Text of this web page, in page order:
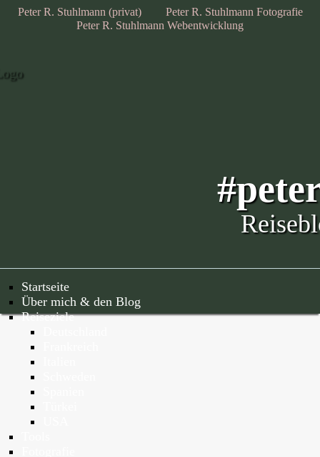
Peter R. Stuhlmann (privat)
Peter R. Stuhlmann Fotografie
Peter R. Stuhlmann Webentwicklung
Startseite
Über mich & den Blog
Reiseziele